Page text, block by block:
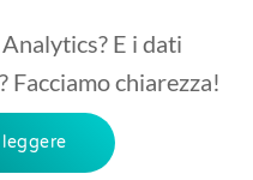
E i dati
Facciamo chiarezza!